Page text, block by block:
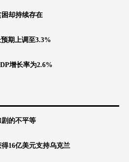
却持续存在
期上调至3.3%
增长率为2.6%
的不平等
16亿美元支持乌克兰